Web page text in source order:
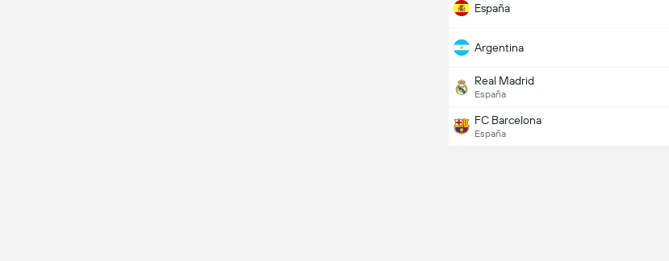
España
Argentina
Real Madrid
España
FC Barcelona
España